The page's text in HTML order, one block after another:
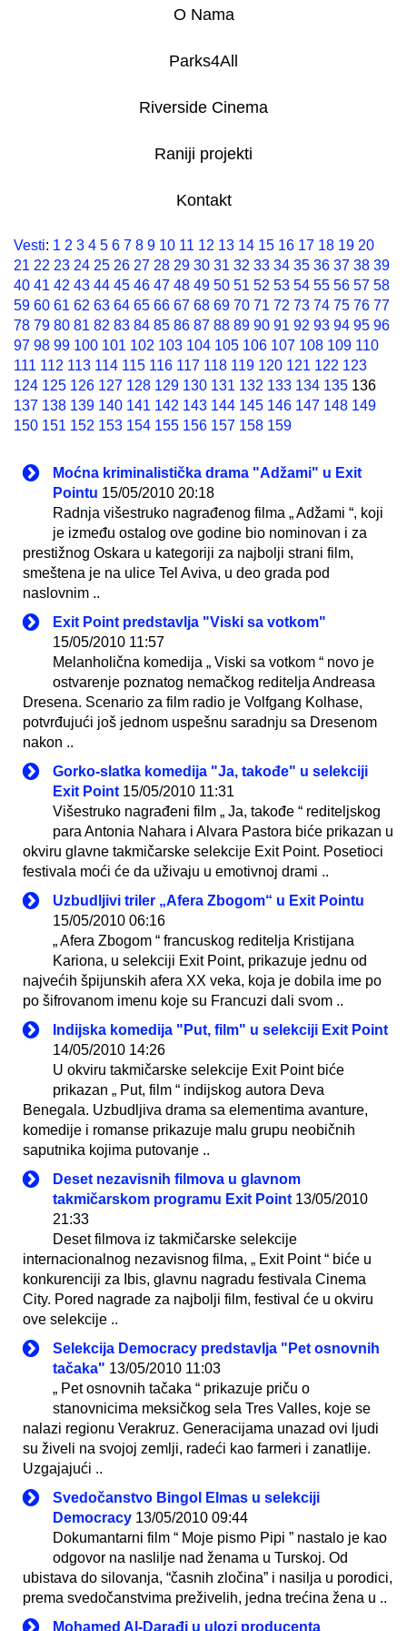
O Nama
Parks4All
Riverside Cinema
Raniji projekti
Kontakt
Vesti: 1 2 3 4 5 6 7 8 9 10 11 12 13 14 15 16 17 18 19 20
21 22 23 24 25 26 27 28 29 30 31 32 33 34 35 36 37 38 39
40 41 42 43 44 45 46 47 48 49 50 51 52 53 54 55 56 57 58
59 60 61 62 63 64 65 66 67 68 69 70 71 72 73 74 75 76 77
78 79 80 81 82 83 84 85 86 87 88 89 90 91 92 93 94 95 96
97 98 99 100 101 102 103 104 105 106 107 108 109 110
111 112 113 114 115 116 117 118 119 120 121 122 123
124 125 126 127 128 129 130 131 132 133 134 135 136
137 138 139 140 141 142 143 144 145 146 147 148 149
150 151 152 153 154 155 156 157 158 159
Moćna kriminalistička drama "Adžami" u Exit
Pointu 15/05/2010 20:18
Radnja višestruko nagrađenog filma „ Adžami “, koji
je između ostalog ove godine bio nominovan i za
prestižnog Oskara u kategoriji za najbolji strani film,
smeštena je na ulice Tel Aviva, u deo grada pod
naslovnim ..
Exit Point predstavlja "Viski sa votkom"
15/05/2010 11:57
Melanholična komedija „ Viski sa votkom “ novo je
ostvarenje poznatog nemačkog reditelja Andreasa
Dresena. Scenario za film radio je Volfgang Kolhase,
potvrđujući još jednom uspešnu saradnju sa Dresenom
nakon ..
Gorko-slatka komedija "Ja, takođe" u selekciji
Exit Point 15/05/2010 11:31
Višestruko nagrađeni film „ Ja, takođe “ rediteljskog
para Antonia Nahara i Alvara Pastora biće prikazan u
okviru glavne takmičarske selekcije Exit Point. Posetioci
festivala moći će da uživaju u emotivnoj drami ..
Uzbudljivi triler „Afera Zbogom“ u Exit Pointu
15/05/2010 06:16
„ Afera Zbogom “ francuskog reditelja Kristijana
Kariona, u selekciji Exit Point, prikazuje jednu od
najvećih špijunskih afera XX veka, koja je dobila ime po
po šifrovanom imenu koje su Francuzi dali svom ..
Indijska komedija "Put, film" u selekciji Exit Point
14/05/2010 14:26
U okviru takmičarske selekcije Exit Point biće
prikazan „ Put, film “ indijskog autora Deva
Benegala. Uzbudljiva drama sa elementima avanture,
komedije i romanse prikazuje malu grupu neobičnih
saputnika kojima putovanje ..
Deset nezavisnih filmova u glavnom
takmičarskom programu Exit Point 13/05/2010
21:33
Deset filmova iz takmičarske selekcije
internacionalnog nezavisnog filma, „ Exit Point “ biće u
konkurenciji za Ibis, glavnu nagradu festivala Cinema
City. Pored nagrade za najbolji film, festival će u okviru
ove selekcije ..
Selekcija Democracy predstavlja "Pet osnovnih
tačaka" 13/05/2010 11:03
„ Pet osnovnih tačaka “ prikazuje priču o
stanovnicima meksičkog sela Tres Valles, koje se
nalazi regionu Verakruz. Generacijama unazad ovi ljudi
su živeli na svojoj zemlji, radeći kao farmeri i zanatlije.
Uzgajajući ..
Svedočanstvo Bingol Elmas u selekciji
Democracy 13/05/2010 09:44
Dokumantarni film “ Moje pismo Pipi ” nastalo je kao
odgovor na naslilje nad ženama u Turskoj. Od
ubistava do silovanja, “časnih zločina” i nasilja u porodici,
prema svedočanstvima preživelih, jedna trećina žena u ..
Mohamed Al-Darađi u ulozi producenta